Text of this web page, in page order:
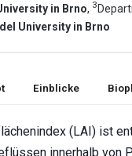
in Brno, 3
University in Brno
Einblicke
(LAI) ist
innerhalb von